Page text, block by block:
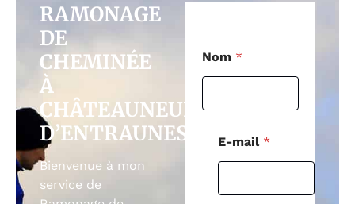
RAMONAGE
DE
CHEMINÉE
À
CHÂTEAUNEUF-
D’ENTRAUNES
Bienvenue à mon
service de
Nom *
E-mail *